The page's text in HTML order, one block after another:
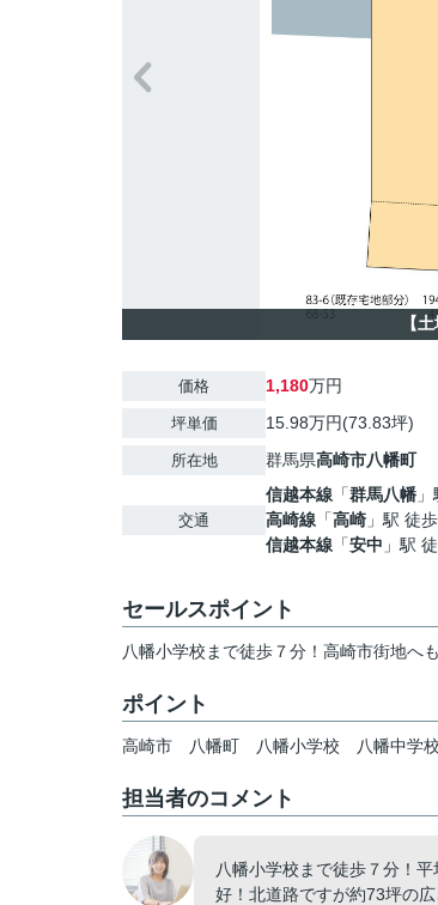
【
価格 1,180万円
坪単価 15.98万円(73.83坪)
所在地 群馬県高崎市八幡町
交通
信越本線 「群馬八幡
高崎線 「高崎 」駅 徒
信越本線 「安中 」駅
セールスポイント
八幡小学校まで徒歩７分！高崎市街地へ
ポイント
高崎市 八幡町 八幡小学校 八幡中学校
担当者のコメント
八幡小学校まで徒歩７分！
好！北道路ですが約73坪の